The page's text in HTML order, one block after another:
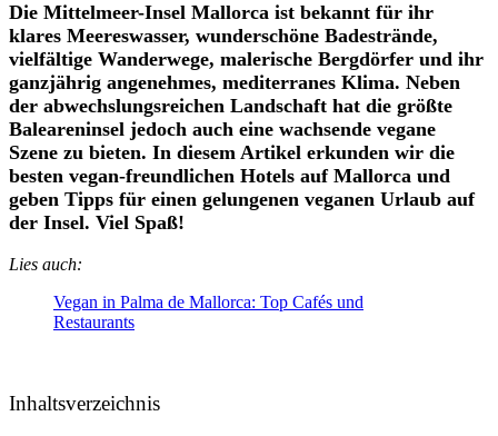
Die Mittelmeer-Insel Mallorca ist bekannt für ihr
klares Meereswasser, wunderschöne Badestrände,
vielfältige Wanderwege, malerische Bergdörfer und ihr
ganzjährig angenehmes, mediterranes Klima. Neben
der abwechslungsreichen Landschaft hat die größte
Baleareninsel jedoch auch eine wachsende vegane
Szene zu bieten. In diesem Artikel erkunden wir die
besten vegan-freundlichen Hotels auf Mallorca und
geben Tipps für einen gelungenen veganen Urlaub auf
der Insel. Viel Spaß!
Lies auch:
Vegan in Palma de Mallorca: Top Cafés und
Restaurants
Inhaltsverzeichnis